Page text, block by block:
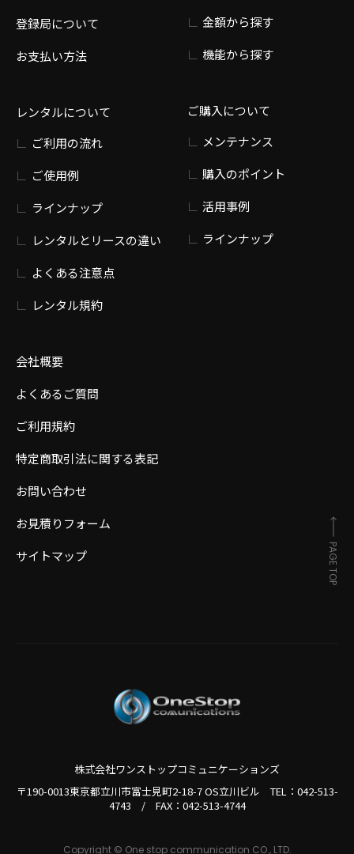
登録局について
お支払い方法
レンタルについて
ご利用の流れ
ご使用例
ラインナップ
レンタルとリースの違い
よくある注意点
レンタル規約
会社概要
よくあるご質問
ご利用規約
特定商取引法に関する表記
お問い合わせ
お見積りフォーム
サイトマップ
金額から探す
機能から探す
ご購入について
メンテナンス
購入のポイント
活用事例
ラインナップ
株式会社ワンストップコミュニケーションズ
〒190-0013東京都立川市富士見町2-18-7 OS立川ビル TEL： 042-513-
4743 / FAX：042-513-4744
Copyright © One stop communication CO., LTD.
PAGE TOP